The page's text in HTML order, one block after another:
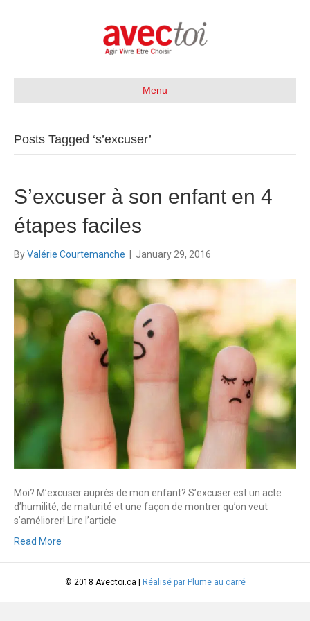
Menu
Posts Tagged ‘s’excuser’
S’excuser à son enfant en 4
étapes faciles
ByValérie Courtemanche January 29, 2016
Moi? M’excuser auprès de mon enfant? S’excuser est un acte
d’humilité, de maturité et une façon de montrer qu’on veut
s’améliorer! Lire l’article
Read More
© 2018 Avectoi.ca | Réalisé par Plume au carré